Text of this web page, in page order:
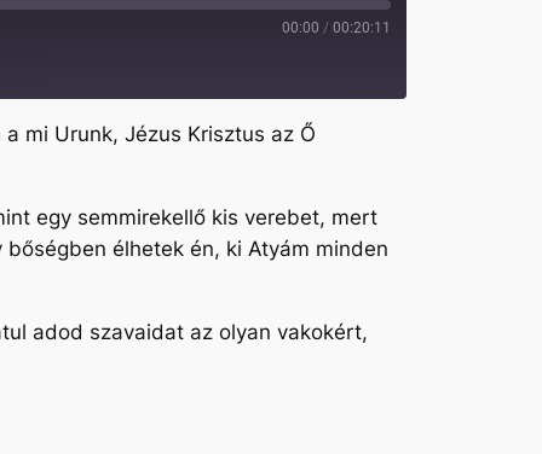
00:00 / 00:20:11
mi Urunk, Jézus Krisztus az Ő
egy semmirekellő kis verebet, mert
élhetek én, ki Atyám minden
adod szavaidat az olyan vakokért,